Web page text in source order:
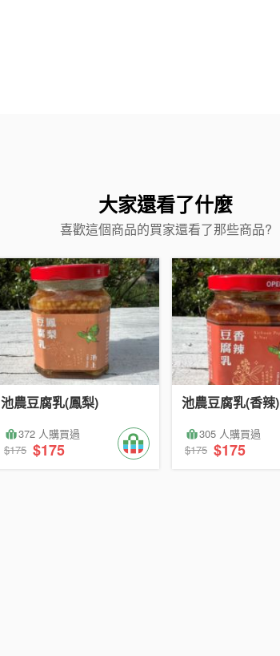
大家還看了什麼
喜歡這個商品的買家還看了那些商品?
池農豆腐乳(鳳梨)
372 人購買過
$175 $175
池農豆腐乳(香辣)
305 人購買過
$175 $175